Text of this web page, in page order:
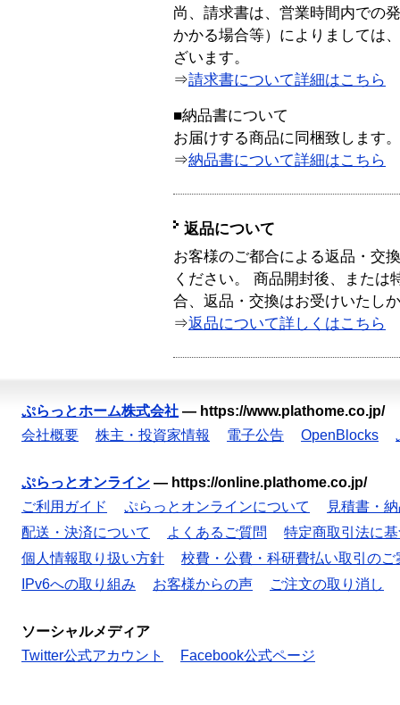
尚、請求書は、営業時間内での
かかる場合等）によりましては
ざいます。
⇒請求書について詳細はこちら
■納品書について
お届けする商品に同梱致します。
⇒納品書について詳細はこちら
返品について
お客様のご都合による返品・交
ください。 商品開封後、または
合、返品・交換はお受けいたし
⇒返品について詳しくはこちら
ぷらっとホーム株式会社 — https://www.plathome.co.jp/
会社概要
株主・投資家情報 電子公告 OpenBlocks
ぷらっとオンライン — https://online.plathome.co.jp/
ご利用ガイド
ぷらっとオンラインについて
見積書・
配送・決済について
よくあるご質問
特定商取引法に
個人情報取り扱い方針
校費・公費・科研費払い取引のご
IPv6への取り組み
お客様からの声 ご注文の取り消し
ソーシャルメディア
Twitter公式アカウント
Facebook公式ページ